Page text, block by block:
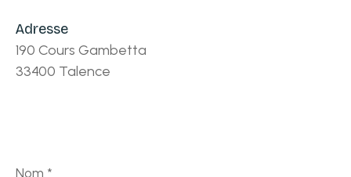
Adresse
190 Cours Gambetta
33400 Talence
*